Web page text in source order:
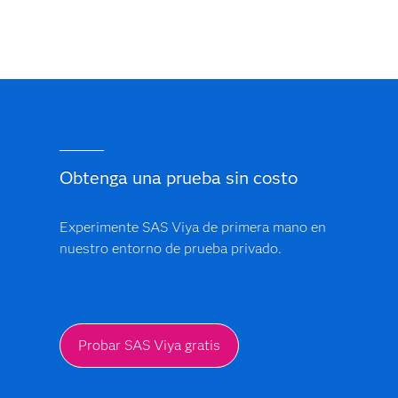
Obtenga una prueba sin costo
Experimente SAS Viya de primera mano en
nuestro entorno de prueba privado.
Probar SAS Viya gratis